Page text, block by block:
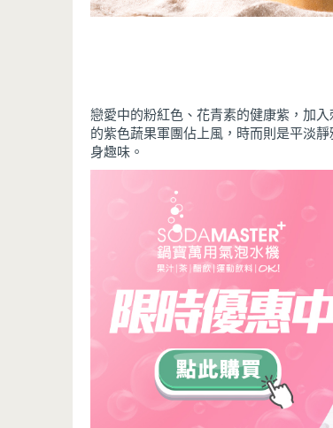
戀愛中的粉紅色、花青素的健康紫，加
的紫色蔬果軍團佔上風，時而則是平淡
身趣味。